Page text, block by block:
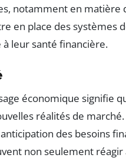
notamment en matière
en place des systèmes
leur santé financière.
économique signifie
réalités de
des besoins
non seulement